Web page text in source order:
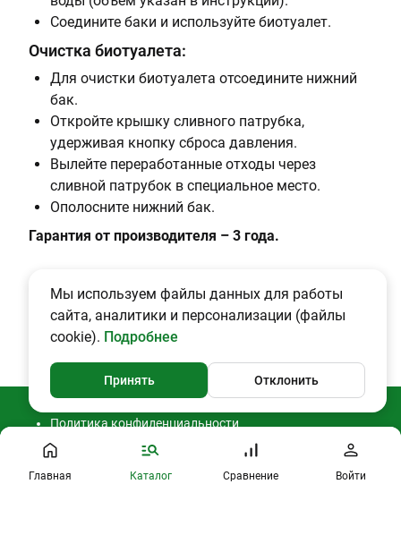
Соедините баки и используйте биотуалет.
Очистка биотуалета:
Для очистки биотуалета отсоедините нижний
бак.
Откройте крышку сливного патрубка,
удерживая кнопку сброса давления.
Вылейте переработанные отходы через
сливной патрубок в специальное место.
Ополосните нижний бак.
Гарантия от производителя – 3 года.
Политика конфиденциальности
Согласие на обработку ПДн
Публичная оферта
2026 © CAMPING2000
Мы используем файлы данных для работы
сайта, аналитики и персонализации (файлы
cookie). Подробнее
Принять Отклонить
Главная
Каталог
Сравнение Войти